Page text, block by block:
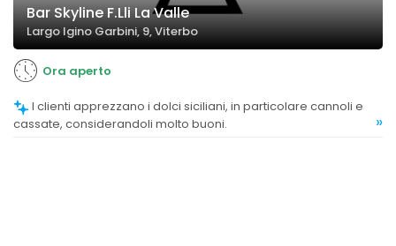
Bar Skyline F.Lli La Valle
Largo Igino Garbini, 9, Viterbo
Ora aperto
cassate, considerandoli molto buoni.
»